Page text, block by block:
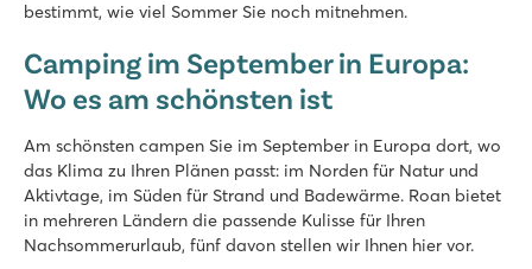
bestimmt, wie viel Sommer Sie noch mitnehmen.
Camping im September in Europa:
Wo es am schönsten ist
Am schönsten campen Sie im September in Europa dort, wo
das Klima zu Ihren Plänen passt: im Norden für Natur und
Aktivtage, im Süden für Strand und Badewärme. Roan bietet
in mehreren Ländern die passende Kulisse für Ihren
Nachsommerurlaub, fünf davon stellen wir Ihnen hier vor.